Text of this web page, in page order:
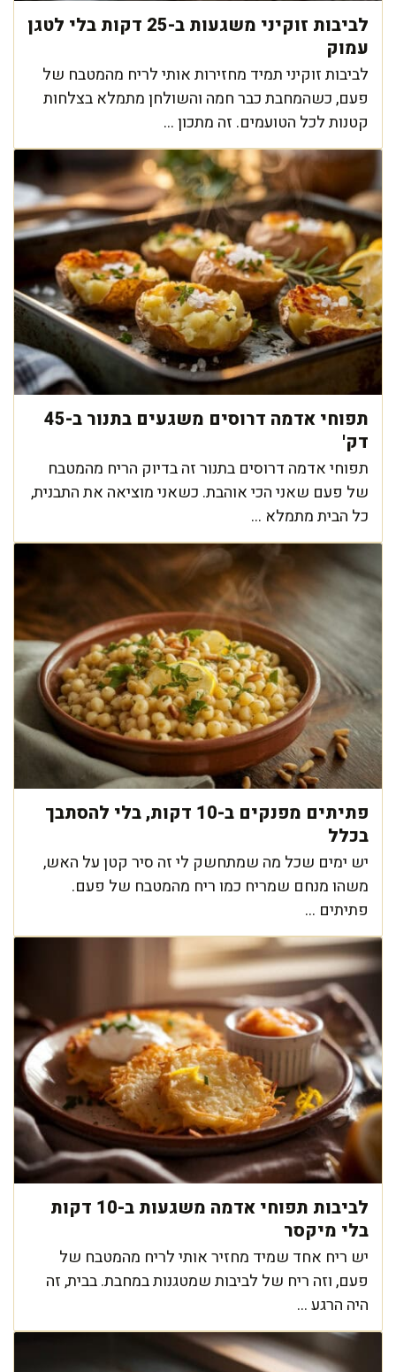
לביבות זוקיני משגעות ב-25 דקות בלי לטגן
עמוק
לביבות זוקיני תמיד מחזירות אותי לריח מהמטבח של
פעם, כשהמחבת כבר חמה והשולחן מתמלא בצלחות
קטנות לכל הטועמים. זה מתכון ...
תפוחי אדמה דרוסים משגעים בתנור ב-45
דק'
תפוחי אדמה דרוסים בתנור זה בדיוק הריח מהמטבח
של פעם שאני הכי אוהבת. כשאני מוציאה את התבנית,
כל הבית מתמלא ...
פתיתים מפנקים ב-10 דקות, בלי להסתבך
בכלל
יש ימים שכל מה שמתחשק לי זה סיר קטן על האש,
משהו מנחם שמריח כמו ריח מהמטבח של פעם.
פתיתים ...
לביבות תפוחי אדמה משגעות ב-10 דקות
בלי מיקסר
יש ריח אחד שמיד מחזיר אותי לריח מהמטבח של
פעם, וזה ריח של לביבות שמטגנות במחבת. בבית, זה
היה הרגע ...